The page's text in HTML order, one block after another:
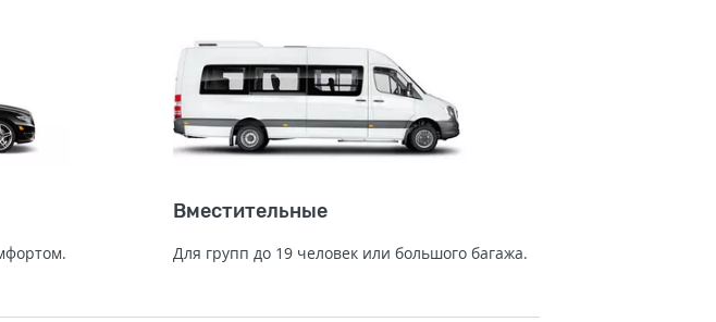
Вместительные
Для групп до 19 человек или большого багажа.